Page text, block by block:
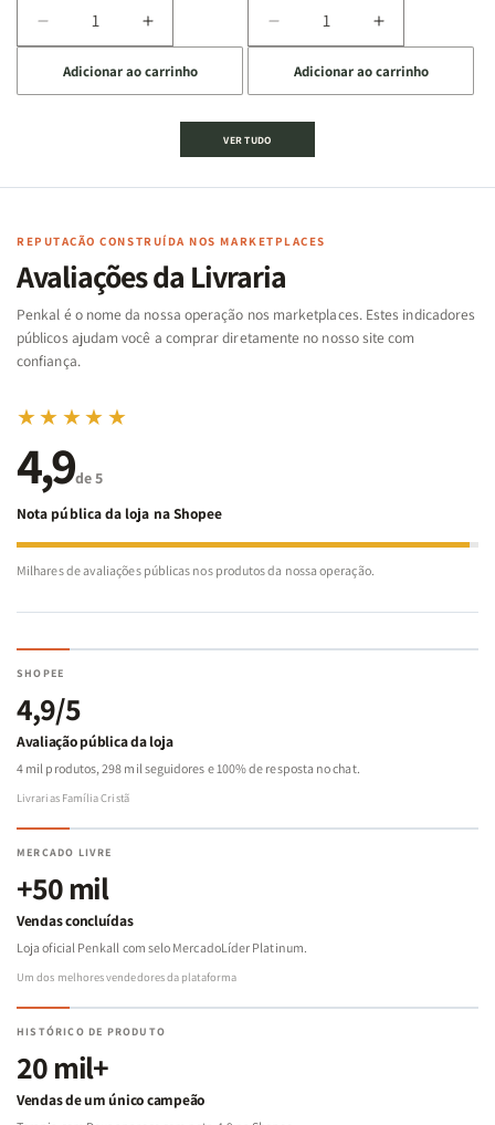
Diminuir
a
quantidade
de
Cartas
Famílias
Bíblia
-
Penkal
Aumentar
a
quantidade
de
Jogo
Cartas
Famílias
da
Bíblia
-
Penkal
Adicionar ao carrinho
Diminuir
a
quantidade
de
Jogo
|
de
Aumentar
a
quantidade
de
|
Adicionar ao carrinho
VER TUDO
REPUTAÇÃO CONSTRUÍDA NOS MARKETPLACES
Avaliações da Livraria
Penkal é o nome da nossa operação nos marketplaces. Estes indicadores
públicos ajudam você a comprar diretamente no nosso site com
confiança.
★★★★★
4,9de 5
Nota pública da loja na Shopee
Milhares de avaliações públicas nos produtos da nossa operação.
SHOPEE
4,9/5
Avaliação pública da loja
4 mil produtos, 298 mil seguidores e 100% de resposta no chat.
Livrarias Família Cristã
MERCADO LIVRE
+50 mil
Vendas concluídas
Loja oficial Penkall com selo MercadoLíder Platinum.
Um dos melhores vendedores da plataforma
HISTÓRICO DE PRODUTO
20 mil+
Vendas de um único campeão